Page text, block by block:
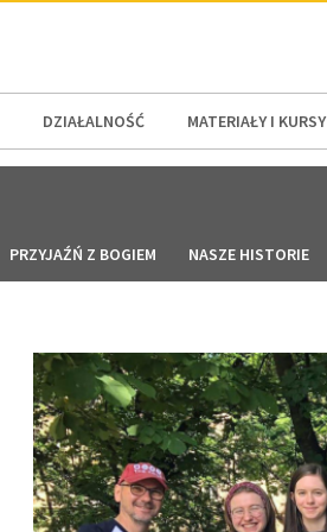
DZIAŁALNOŚĆ MATERIAŁY I KURSY
PRZYJAŹŃ Z BOGIEM NASZE HISTORIE